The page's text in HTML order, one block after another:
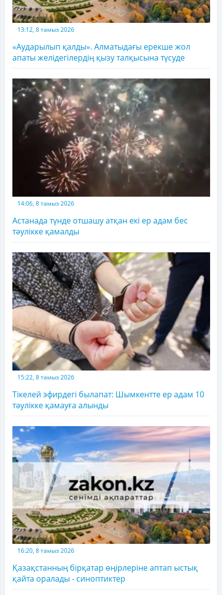
13:12, 8 тамыз 2026
«Аударылып қалды». Алматыдағы ерекше жол
апаты желідегілердің қызу талқысына түсуде
14:06, 8 тамыз 2026
Астанада түнде отшашу атқан екі ер адам бес
тәулікке қамалды
15:22, 8 тамыз 2026
Тікелей эфирдегі былапат: Шымкентте ер адам 10
тәулікке қамауға алынды
16:20, 8 тамыз 2026
Қазақстанның бірқатар өңірлеріне аптап ыстық
қайта оралады - синоптиктер